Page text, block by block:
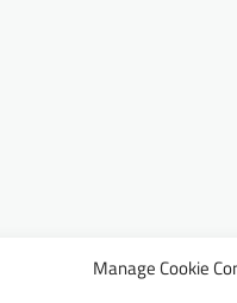
Manage Cookie